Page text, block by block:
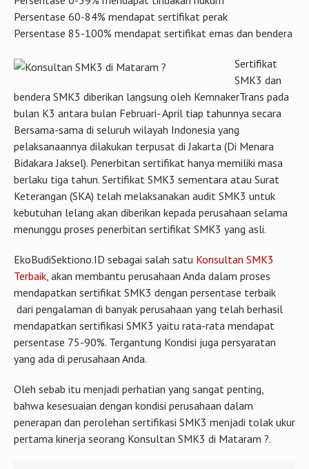
Persentase 60-84% mendapat sertifikat perak
Persentase 85-100% mendapat sertifikat emas dan bendera
Sertifikat
SMK3 dan
bendera SMK3 diberikan langsung oleh KemnakerTrans pada
bulan K3 antara bulan Februari- April tiap tahunnya secara
Bersama-sama di seluruh wilayah Indonesia yang
pelaksanaannya dilakukan terpusat di Jakarta (Di Menara
Bidakara Jaksel). Penerbitan sertifikat hanya memiliki masa
berlaku tiga tahun. Sertifikat SMK3 sementara atau Surat
Keterangan (SKA) telah melaksanakan audit SMK3 untuk
kebutuhan lelang akan diberikan kepada perusahaan selama
menunggu proses penerbitan sertifikat SMK3 yang asli.
EkoBudiSektiono.ID sebagai salah satu Konsultan SMK3
Terbaik, akan membantu perusahaan Anda dalam proses
mendapatkan sertifikat SMK3 dengan persentase terbaik
dari pengalaman di banyak perusahaan yang telah berhasil
mendapatkan sertifikasi SMK3 yaitu rata-rata mendapat
persentase 75-90%. Tergantung Kondisi juga persyaratan
yang ada di perusahaan Anda.
Oleh sebab itu menjadi perhatian yang sangat penting,
bahwa kesesuaian dengan kondisi perusahaan dalam
penerapan dan perolehan sertifikasi SMK3 menjadi tolak ukur
pertama kinerja seorang Konsultan SMK3 di Mataram ?.